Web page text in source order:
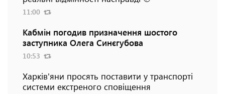
11:00
Кабмін погодив призначення шостого
заступника Олега Синєгубова
10:53
Харків'яни просять поставити у транспорті
системи екстреного сповіщення